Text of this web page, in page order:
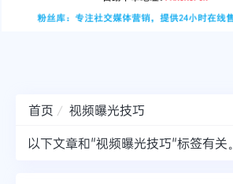
首页
视频曝光技巧
以下文章和"视频曝光技巧"标签有关。